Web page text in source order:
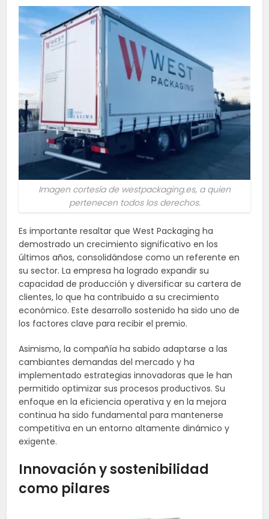
Imagen cortesía de westpackaging.es, a quien
pertenecen todos los derechos.
Es importante resaltar que West Packaging ha
demostrado un crecimiento significativo en los
últimos años, consolidándose como un referente en
su sector. La empresa ha logrado expandir su
capacidad de producción y diversificar su cartera de
clientes, lo que ha contribuido a su crecimiento
económico. Este desarrollo sostenido ha sido uno de
los factores clave para recibir el premio.
Asimismo, la compañía ha sabido adaptarse a las
cambiantes demandas del mercado y ha
implementado estrategias innovadoras que le han
permitido optimizar sus procesos productivos. Su
enfoque en la eficiencia operativa y en la mejora
continua ha sido fundamental para mantenerse
competitiva en un entorno altamente dinámico y
exigente.
Innovación y sostenibilidad
como pilares